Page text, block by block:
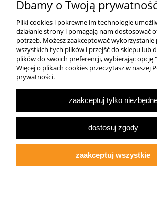
Dostawa
Moje konto
Największa Księgarnia Internetowa Po Prawej
Multibook.pl- Wszelkie prawa
Księgarnia prawicowa, prawicowe książki, katolicyzm,
ekonomia wolnorynkowa, konserwatyzm, literatura
koszulki patriotyczne.
Dbamy o Twoją
Pliki cookies i pokrewne im technologie
działanie strony i pomagają nam dostosować
potrzeb. Możesz zaakceptować wykorzystanie
wszystkich tych plików i przejść do sklepu lub
plików do swoich preferencji, wybierając opcję
Więcej o plikach cookies przeczytasz w naszej
prywatności.
zaakceptuj tylko
dostosuj zgody
zaakceptuj wszystkie